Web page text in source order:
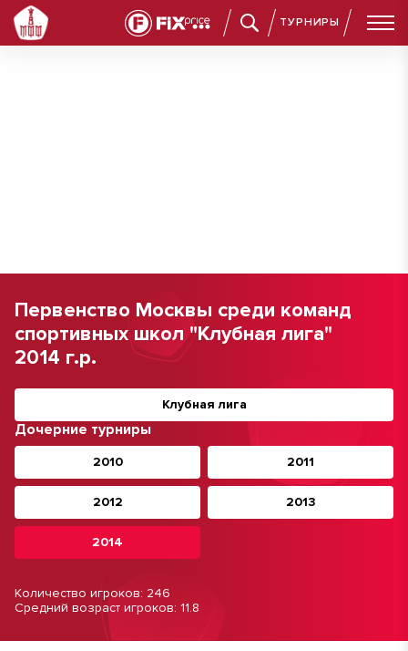
ТУРНИРЫ
Первенство Москвы среди команд
спортивных школ "Клубная лига"
2014 г.р.
Клубная лига
Дочерние турниры
2010 2011
2012 2013
2014
Количество игроков: 246
Средний возраст игроков: 11.8